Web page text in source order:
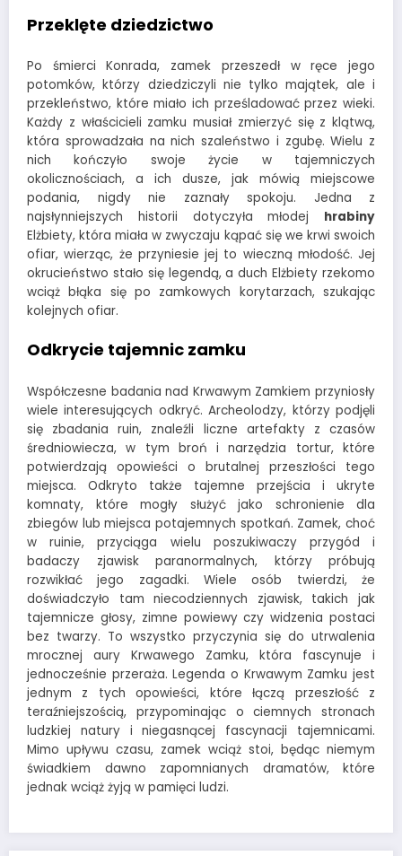
osiągnąć swoje cele. W jego lochach przetrzymywano
dziennego. To właśnie ich cierpienia nadały zamkowi
nazwęKrwawy. Według legendy, w czasie pełni księżyca,
echo ich lamentów można usłyszeć do dziś.
Przeklęte dziedzictwo
Po śmierci Konrada, zamek przeszedł w ręce jego
potomków, którzy dziedziczyli nie tylko majątek, ale i
przekleństwo, które miało ich prześladować przez wieki.
Każdy z właścicieli zamku musiał zmierzyć się z klątwą,
która sprowadzała na nich szaleństwo i zgubę. Wielu z
nich kończyło swoje życie w tajemniczych
okolicznościach, a ich dusze, jak mówią miejscowe
podania, nigdy nie zaznały spokoju. Jedna z
Elżbiety, która miała w zwyczaju kąpać się we krwi swoich
okrucieństwo stało się legendą, a duch Elżbiety rzekomo
wciąż błąka się po zamkowych korytarzach, szukając
kolejnych ofiar.
Odkrycie tajemnic zamku
Współczesne badania nad Krwawym Zamkiem przyniosły
wiele interesujących odkryć. Archeolodzy, którzy podjęli
się zbadania ruin, znaleźli liczne artefakty z czasów
średniowiecza, w tym broń i narzędzia tortur, które
potwierdzają opowieści o brutalnej przeszłości tego
miejsca. Odkryto także tajemne przejścia i ukryte
komnaty, które mogły służyć jako schronienie dla
zbiegów lub miejsca potajemnych spotkań. Zamek, choć
w ruinie, przyciąga wielu poszukiwaczy przygód i
badaczy zjawisk paranormalnych, którzy próbują
rozwikłać jego zagadki. Wiele osób twierdzi, że
doświadczyło tam niecodziennych zjawisk, takich jak
tajemnicze głosy, zimne powiewy czy widzenia postaci
bez twarzy. To wszystko przyczynia się do utrwalenia
mrocznej aury Krwawego Zamku, która fascynuje i
jednocześnie przeraża. Legenda o Krwawym Zamku jest
teraźniejszością, przypominając o ciemnych stronach
ludzkiej natury i niegasnącej fascynacji tajemnicami.